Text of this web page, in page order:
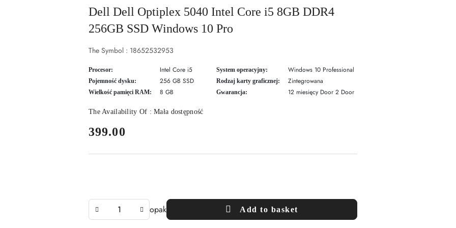
Dell Dell Optiplex 5040 Intel Core i5 8GB DDR4
256GB SSD Windows 10 Pro
The Symbol : 18652532953
Procesor: Intel Core i5 System operacyjny: Windows 10 Professional
Pojemność dysku: 256 GB SSD Rodzaj karty graficznej: Zintegrowana
Wielkość pamięci RAM: 8 GB Gwarancja: 12 miesięcy Door 2 Door
The Availability Of :Mała dostępność
price:
399.00
opak Add to basket